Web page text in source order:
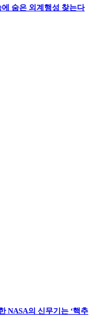
숨은 외계행성 찾는다
NASA의 신무기는 ‘핵추